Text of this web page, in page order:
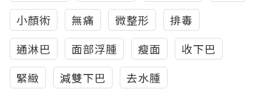
小顏術
無痛 微整形
排毒
通淋巴
面部浮腫 瘦面
收下巴
緊緻
減雙下巴
去水腫